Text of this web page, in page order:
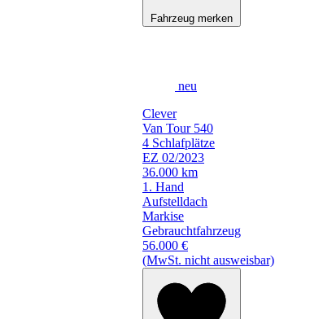
Fahrzeug merken
neu
Clever
Van Tour 540
4 Schlafplätze
EZ 02/2023
36.000 km
1. Hand
Aufstelldach
Markise
Gebrauchtfahrzeug
56.000 €
(MwSt. nicht ausweisbar)